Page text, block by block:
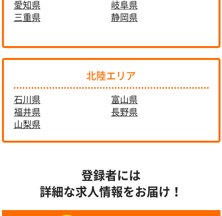
愛知県
岐阜県
三重県
静岡県
北陸エリア
石川県
富山県
福井県
長野県
山梨県
登録者には
詳細な求人情報をお届け！